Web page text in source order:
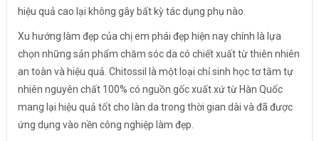
hiệu quả cao lại không gây bất kỳ tác dụng phụ nào.
Xu hướng làm đẹp của chị em phái đẹp hiện nay chính là lựa
chọn những sản phẩm chăm sóc da có chiết xuất từ thiên nhiên
an toàn và hiệu quả. Chitossil là một loại chỉ sinh học tơ tằm tự
nhiên nguyên chất 100% có nguồn gốc xuất xứ từ Hàn Quốc
mang lại hiệu quả tốt cho làn da trong thời gian dài và đã được
ứng dụng vào nền công nghiệp làm đẹp.